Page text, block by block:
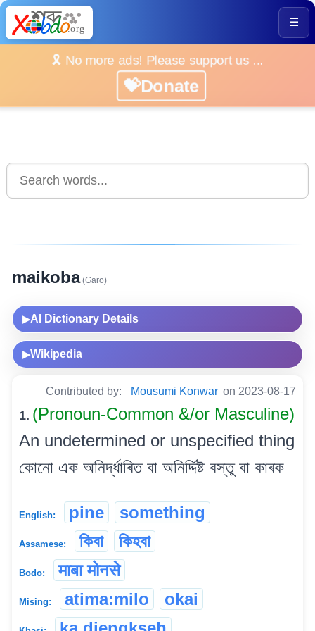
☰
🎗️ No more ads! Please support us ...
💝Donate
maikoba(Garo)
▶AI Dictionary Details
▶Wikipedia
Contributed by: Mousumi Konwar on 2023-08-17
1. (Pronoun-Common &/or Masculine)
An undetermined or unspecified thing
কোনো এক অনিৰ্দ্ধাৰিত বা অনিৰ্দ্দিষ্ট বস্তু বা কাৰক
English: pine something
Assamese: কিবা কিহবা
Bodo: माबा मोनसे
Mising: atima:milo okai